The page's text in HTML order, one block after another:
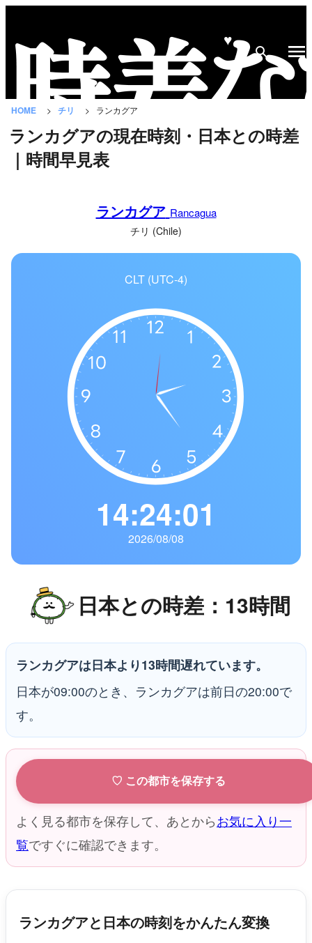
♥
HOME チリ ランカグア
ランカグアの現在時刻・日本との時差
｜時間早見表
ランカグア Rancagua
チリ (Chile)
CLT (UTC-4)
14:24:02
2026/08/08
日本との時差：13時間
ランカグアは日本より13時間遅れています。
日本が09:00のとき、ランカグアは前日の20:00で
す。
♡ この都市を保存する
よく見る都市を保存して、あとからお気に入り一
覧ですぐに確認できます。
ランカグアと日本の時刻をかんたん変換
な
と
は？